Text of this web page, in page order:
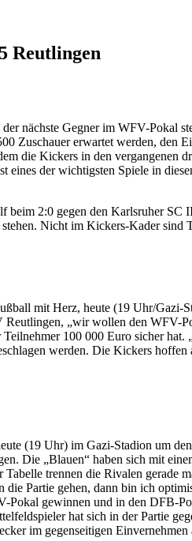
Reutlingen
nächste Gegner im WFV-Pokal
Zuschauer erwartet werden, den
die Kickers in den
eines der wichtigsten Spiele in
beim 2:0 gegen den Karlsruher
Nicht im Kickers-Kader sind
mit Herz, heute (19 Uhr/Gazi-
„wir wollen den WFV-
100 000 Euro sicher
werden. Die Kickers
(19 Uhr) im Gazi-Stadion um
Die „Blauen“ haben sich mit
trennen die Rivalen
Partie gehen, dann bin ich
gewinnen und in den DFB-
hat sich in der Partie
im gegenseitigen